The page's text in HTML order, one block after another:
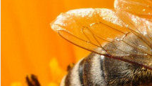
著作權法規實務